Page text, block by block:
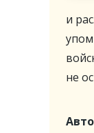
и
не